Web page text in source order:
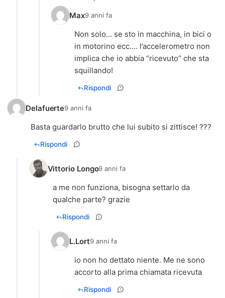
Max9 anni fa
Non solo... se sto in macchina, in bici o
in motorino ecc.... l’accelerometro non
implica che io abbia “ricevuto” che sta
squillando!
Rispondi
Delafuerte9 anni fa
Basta guardarlo brutto che lui subito si zittisce! ???
Rispondi
Vittorio Longo9 anni fa
a me non funziona, bisogna settarlo da
qualche parte? grazie
Rispondi
L.Lort9 anni fa
io non ho dettato niente. Me ne sono
accorto alla prima chiamata ricevuta
Rispondi